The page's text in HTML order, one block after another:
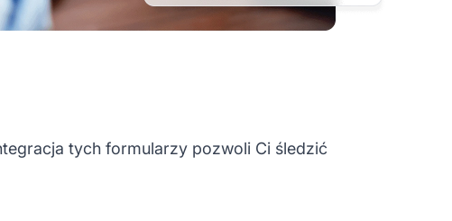
tych formularzy pozwoli Ci śledzić